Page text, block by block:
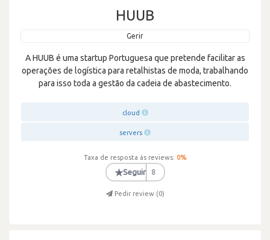
HUUB
Gerir
A HUUB é uma startup Portuguesa que pretende facilitar as
operações de logística para retalhistas de moda, trabalhando
para isso toda a gestão da cadeia de abastecimento.
cloud
servers
Taxa de resposta às reviews: 0%
★Seguir 8
Pedir review (0)